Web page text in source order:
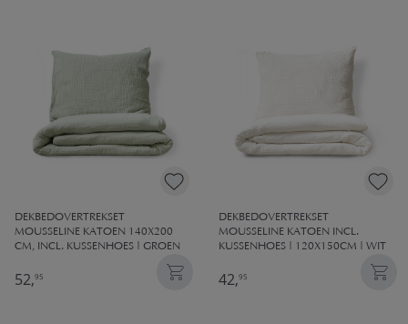
DEKBEDOVERTREKSET
MOUSSELINE KATOEN 140X200
CM, INCL. KUSSENHOES | GROEN
52,95
DEKBEDOVERTREKSET
MOUSSELINE KATOEN INCL.
KUSSENHOES | 120X150CM | WIT
42,95